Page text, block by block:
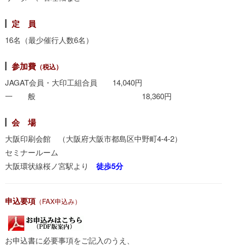
定 員
16名（最少催行人数6名）
参加費 （税込）
JAGAT会員・大印工組合員 14,040円
一 般 18,360円
会 場
大阪印刷会館 （大阪府大阪市都島区中野町4-4-2）
セミナールーム
大阪環状線桜ノ宮駅より 徒歩5分
申込要項 （FAX申込み）
お申込書に必要事項をご記入のうえ、